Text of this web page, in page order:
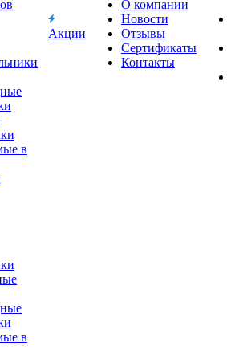
в
в
Акции
О компании
Новости
Отзывы
Сертификаты
Контакты